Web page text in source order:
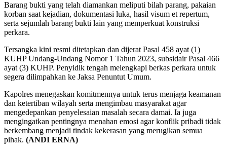
Barang bukti yang telah diamankan meliputi bilah parang, pakaian
korban saat kejadian, dokumentasi luka, hasil visum et repertum,
serta sejumlah barang bukti lain yang memperkuat konstruksi
perkara.
Tersangka kini resmi ditetapkan dan dijerat Pasal 458 ayat (1)
KUHP Undang-Undang Nomor 1 Tahun 2023, subsidair Pasal 466
ayat (3) KUHP. Penyidik tengah melengkapi berkas perkara untuk
segera dilimpahkan ke Jaksa Penuntut Umum.
Kapolres menegaskan komitmennya untuk terus menjaga keamanan
dan ketertiban wilayah serta mengimbau masyarakat agar
mengedepankan penyelesaian masalah secara damai. Ia juga
mengingatkan pentingnya menahan emosi agar konflik pribadi tidak
berkembang menjadi tindak kekerasan yang merugikan semua
pihak. (ANDI ERNA)